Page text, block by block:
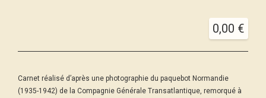
0,00 €
Carnet réalisé d’après une photographie du paquebot Normandie
(1935-1942) de la Compagnie Générale Transatlantique, remorqué à